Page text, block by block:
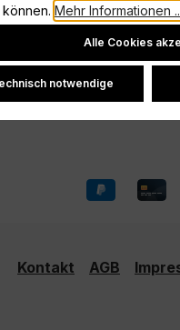
widerrufen
und Zahlung
Kontakt AGB
Mehr Informationen
Alle Cookies
notwendige